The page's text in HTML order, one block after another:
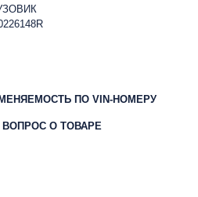
ПО VIN-НОМЕРУ
ВОПРОС О ТОВАРЕ